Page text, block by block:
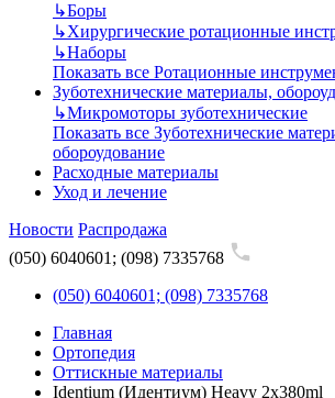
↳Боры
↳Хирургические ротационные
↳Наборы
Показать все Ротационные
Зуботехнические материалы,
↳Микромоторы зуботехнические
Показать все Зуботехнические
обороудование
Расходные материалы
Уход и лечение
Новости Распродажа
(050) 6040601; (098) 7335768
(050) 6040601; (098) 7335768
Главная
Ортопедия
Оттискные материалы
Identium (Идентиум) Heavy 2x380ml